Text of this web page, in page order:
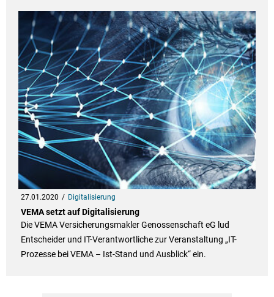
27.01.2020 Digitalisierung
VEMA setzt auf Digitalisierung
Die VEMA Versicherungsmakler Genossenschaft eG lud
Entscheider und IT-Verantwortliche zur Veranstaltung „IT-
Prozesse bei VEMA – Ist-Stand und Ausblick“ ein.